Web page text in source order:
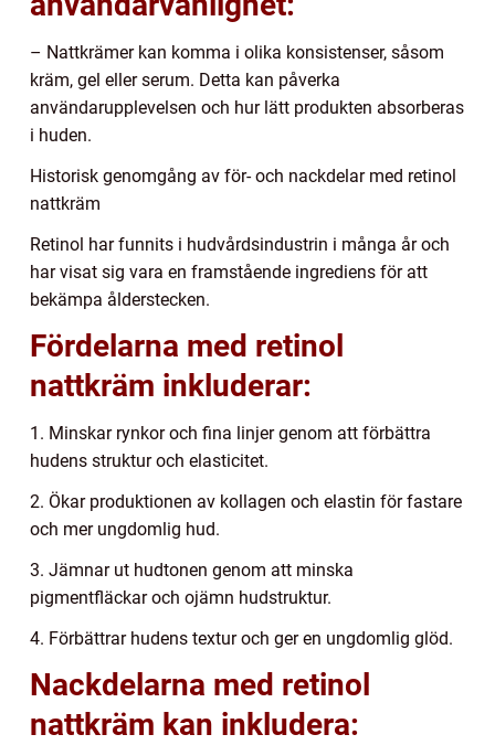
– Nattkrämer kan komma i olika konsistenser, såsom
kräm, gel eller serum. Detta kan påverka
användarupplevelsen och hur lätt produkten absorberas
i huden.
Historisk genomgång av för- och nackdelar med retinol
nattkräm
Retinol har funnits i hudvårdsindustrin i många år och
har visat sig vara en framstående ingrediens för att
bekämpa ålderstecken.
Fördelarna med retinol
nattkräm inkluderar:
1. Minskar rynkor och fina linjer genom att förbättra
hudens struktur och elasticitet.
2. Ökar produktionen av kollagen och elastin för fastare
och mer ungdomlig hud.
3. Jämnar ut hudtonen genom att minska
pigmentfläckar och ojämn hudstruktur.
4. Förbättrar hudens textur och ger en ungdomlig glöd.
Nackdelarna med retinol
nattkräm kan inkludera: